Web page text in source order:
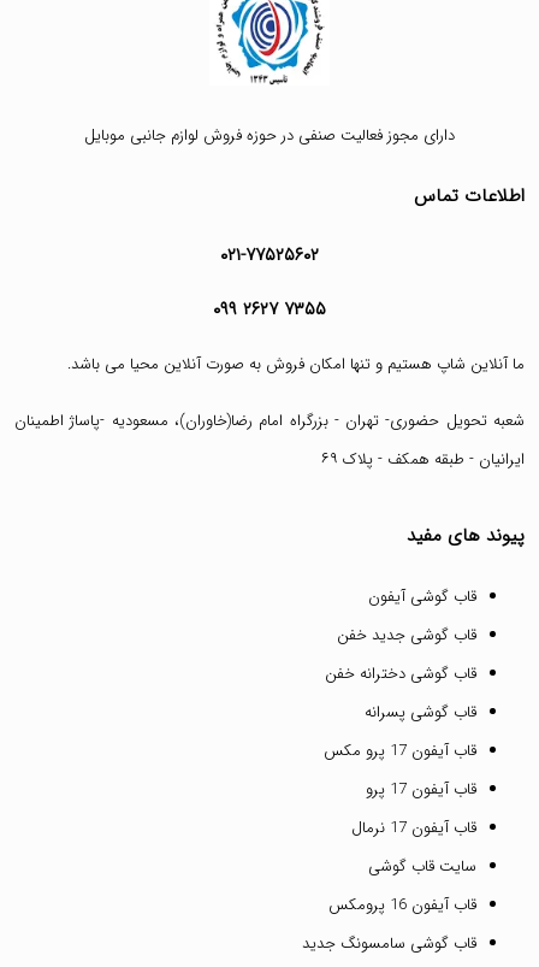
دارای مجوز فعالیت صنفی در حوزه فروش لوازم جانبی موبایل
اطلاعات تماس
۰۲۱-۷۷۵۲۵۶۰۲
۰۹۹ ۲۶۲۷ ۷۳۵۵
ما آنلاین شاپ هستیم و تنها امکان فروش به صورت آنلاین محیا می باشد.
شعبه تحویل حضوری- تهران - بزرگراه امام رضا(خاوران)، مسعودیه -پاساژ اطمینان
ایرانیان - طبقه همکف - پلاک ۶۹
پیوند های مفید
قاب گوشی آیفون
قاب گوشی جدید خفن
قاب گوشی دخترانه خفن
قاب گوشی پسرانه
قاب آیفون 17 پرو مکس
قاب آیفون 17 پرو
قاب آیفون 17 نرمال
سایت قاب گوشی
قاب آیفون 16 پرومکس
قاب گوشی سامسونگ جدید